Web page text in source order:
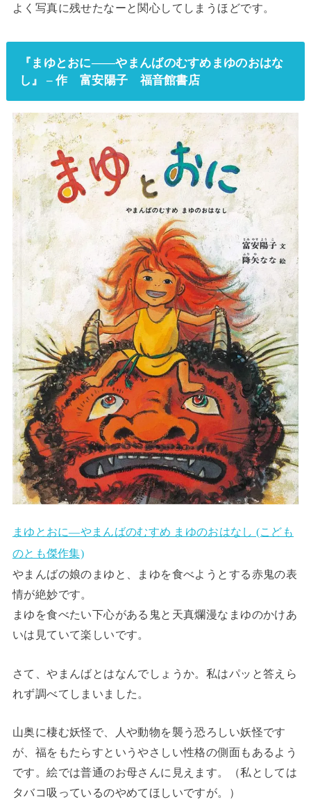
よく写真に残せたなーと関心してしまうほどです。
『まゆとおに——やまんばのむすめまゆのおはな
し』 – 作 富安陽子 福音館書店
まゆとおに―やまんばのむすめ まゆのおはなし (こども
のとも傑作集)
やまんばの娘のまゆと、まゆを食べようとする赤鬼の表
情が絶妙です。
まゆを食べたい下心がある鬼と天真爛漫なまゆのかけあ
いは見ていて楽しいです。
さて、やまんばとはなんでしょうか。私はパッと答えら
れず調べてしまいました。
山奥に棲む妖怪で、人や動物を襲う恐ろしい妖怪です
が、福をもたらすというやさしい性格の側面もあるよう
です。絵では普通のお母さんに見えます。（私としては
タバコ吸っているのやめてほしいですが。）